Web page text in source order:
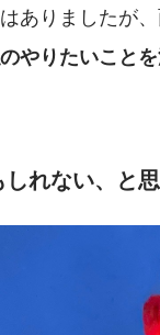
ありましたが
やりたいこと
れない、と思